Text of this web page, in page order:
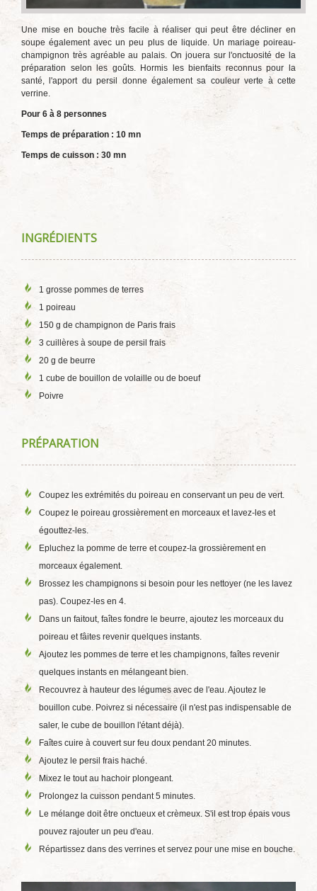
Une mise en bouche très facile à réaliser qui peut être décliner en
soupe également avec un peu plus de liquide. Un mariage poireau-
champignon très agréable au palais. On jouera sur l'onctuosité de la
préparation selon les goûts. Hormis les bienfaits reconnus pour la
santé, l'apport du persil donne également sa couleur verte à cette
verrine.
Pour 6 à 8 personnes
Temps de préparation : 10 mn
Temps de cuisson : 30 mn
INGRÉDIENTS
1 grosse pommes de terres
1 poireau
150 g de champignon de Paris frais
3 cuillères à soupe de persil frais
20 g de beurre
1 cube de bouillon de volaille ou de boeuf
Poivre
PRÉPARATION
Coupez les extrémités du poireau en conservant un peu de vert.
Coupez le poireau grossièrement en morceaux et lavez-les et
égouttez-les.
Epluchez la pomme de terre et coupez-la grossièrement en
morceaux également.
Brossez les champignons si besoin pour les nettoyer (ne les lavez
pas). Coupez-les en 4.
Dans un faitout, faîtes fondre le beurre, ajoutez les morceaux du
poireau et fâites revenir quelques instants.
Ajoutez les pommes de terre et les champignons, faîtes revenir
quelques instants en mélangeant bien.
Recouvrez à hauteur des légumes avec de l'eau. Ajoutez le
bouillon cube. Poivrez si nécessaire (il n'est pas indispensable de
saler, le cube de bouillon l'étant déjà).
Faîtes cuire à couvert sur feu doux pendant 20 minutes.
Ajoutez le persil frais haché.
Mixez le tout au hachoir plongeant.
Prolongez la cuisson pendant 5 minutes.
Le mélange doit être onctueux et crèmeux. S'il est trop épais vous
pouvez rajouter un peu d'eau.
Répartissez dans des verrines et servez pour une mise en bouche.